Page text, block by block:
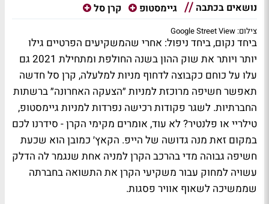
נושאים בכתבה גיימסטופ קרן סל
צילום: Google Street View
ביחד נקום, ביחד ניפול: אחרי שהמשקיעים הפרטיים גילו
יותר ויותר את שוק ההון בשנה החולפת ומתחילת 2021 גם
עלו על כוחם כקבוצה לדחוף מניות למלעלה, קרן סל חדשה
תאפשר חשיפה מרוכזת למניות ״הצעקה האחרונה״ ברשתות
החברתיות. לשגר פקודות רכישה נפרדות למניות גיימסטופ,
טילריי או פלנטיר? לא עוד, אומרים מקימי הקרן - סידרנו לכם
במקום זאת מנה גדושה של הייפ. הקאץ׳ כמובן הוא שכעת
חשיפה גבוהה מדי בהרכב הקרן למניה אחת שנגמר לה הדלק
עשויה למחוק עבור משקיעי הקרן את התשואה בחברתה
שממשיכה לשאוף אוויר פסגות.